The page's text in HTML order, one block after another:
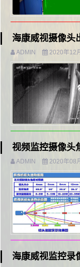
海康威视摄像头
ADMIN 2020年12
视频监控摄像头
ADMIN 2020年08
海康威视监控录